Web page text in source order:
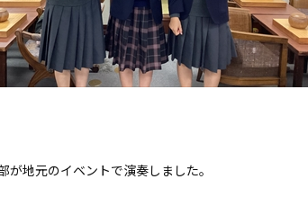
が地元のイベントで演奏しました。